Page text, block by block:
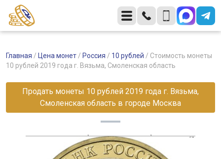
Главная / Цена монет / Россия / 10 рублей / Стоимость монеты
10 рублей 2019 года г. Вязьма, Смоленская область
Продать монеты 10 рублей 2019 года г. Вязьма,
Смоленская область в городе Москва